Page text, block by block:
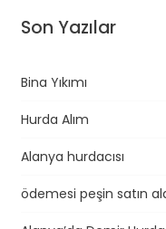
Son Yazılar
Bina Yıkımı
Hurda Alım
Alanya hurdacısı
ödemesi peşin satın